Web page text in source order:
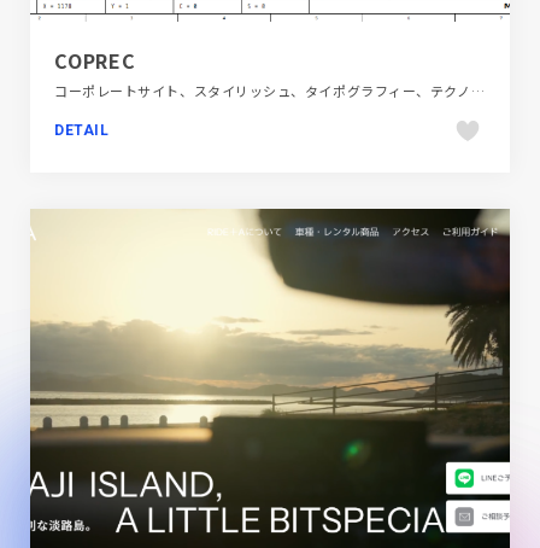
COPREC
コーポレートサイト、スタイリッシュ、タイポグラフィー、テクノロジー・サイエンス、フラットデザイン、動画が流れる、単色・モノクロ、大きめ写真
DETAIL